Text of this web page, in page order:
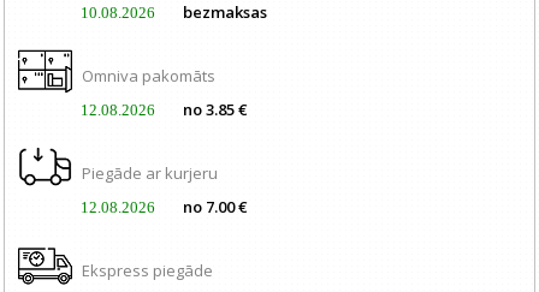
10.08.2026 bezmaksas
Omniva pakomāts
12.08.2026 no 3.85 €
Piegāde ar kurjeru
12.08.2026 no 7.00 €
Ekspress piegāde